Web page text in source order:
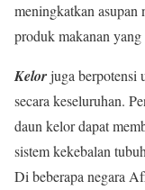
meningkatkan asupan
produk makanan
Kelorjuga berpotensi
secara keseluruhan.
daun kelor dapat
sistem kekebalan
Di beberapa negara